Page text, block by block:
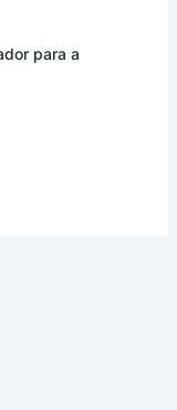
para a